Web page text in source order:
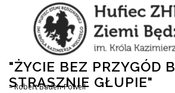
"ŻYCIE BEZ PRZYGÓD
STRASZNIE GŁUPIE"
– Robert Baden-Powell